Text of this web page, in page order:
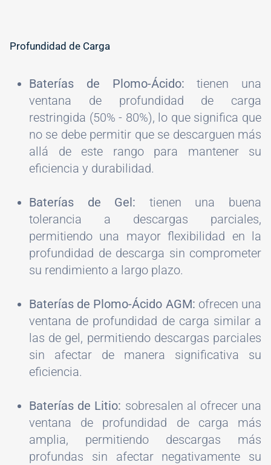
Profundidad de Carga
Baterías de Plomo-Ácido: tienen una
ventana de profundidad de carga
restringida (50% - 80%), lo que significa que
no se debe permitir que se descarguen más
allá de este rango para mantener su
eficiencia y durabilidad.
Baterías de Gel: tienen una buena
tolerancia a descargas parciales,
permitiendo una mayor flexibilidad en la
profundidad de descarga sin comprometer
su rendimiento a largo plazo.
Baterías de Plomo-Ácido AGM: ofrecen una
ventana de profundidad de carga similar a
las de gel, permitiendo descargas parciales
sin afectar de manera significativa su
eficiencia.
Baterías de Litio: sobresalen al ofrecer una
ventana de profundidad de carga más
amplia, permitiendo descargas más
profundas sin afectar negativamente su